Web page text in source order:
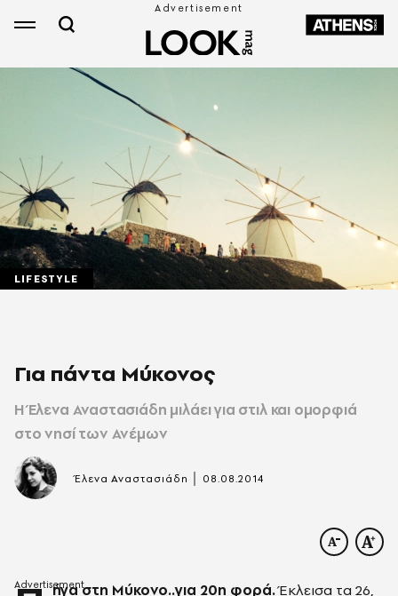
LIFESTYLE
Για πάντα Μύκονος
Η Έλενα Αναστασιάδη μιλάει για στιλ και ομορφιά
στο νησί των Ανέμων
Έλενα Αναστασιάδη 08.08.2014
ήγα στη Μύκονο..για 20η φορά.Έκλεισα τα 26,